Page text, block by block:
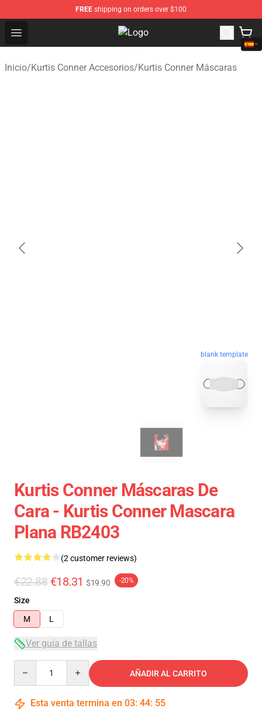
FREE shipping on orders over $100
Open menu Kurtis Conner Store - Official
Inicio/Kurtis Conner Accesorios/Kurtis Conner Máscaras
blank template
Kurtis Conner Máscaras De
Cara - Kurtis Conner Mascara
Plana RB2403
(2 customer reviews)
€22.88 €18.31 $19.90 -20%
Size
M
L
Ver guía de tallas
AÑADIR AL CARRITO
Esta venta termina en 03: 44: 54